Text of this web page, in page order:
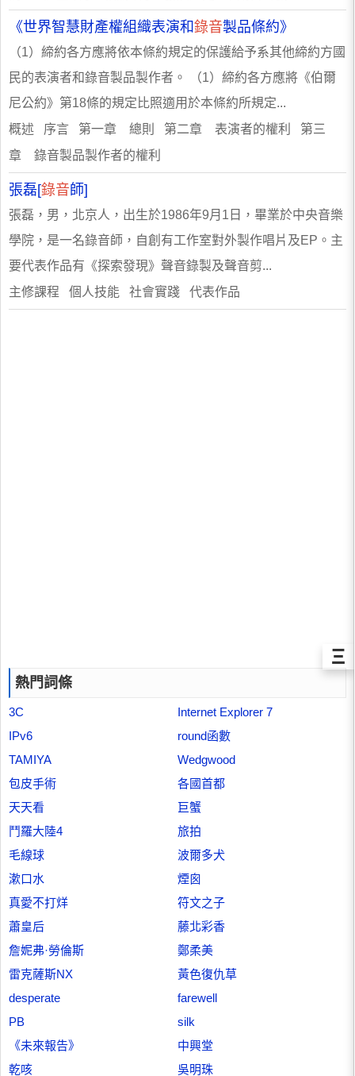
《世界智慧財產權組織表演和錄音製品條約》
（1）締約各方應將依本條約規定的保護給予系其他締約方國
民的表演者和錄音製品製作者。 （1）締約各方應將《伯爾
尼公約》第18條的規定比照適用於本條約所規定...
概述 序言 第一章 總則 第二章 表演者的權利 第三
章 錄音製品製作者的權利
張磊[錄音師]
張磊，男，北京人，出生於1986年9月1日，畢業於中央音樂
學院，是一名錄音師，自創有工作室對外製作唱片及EP。主
要代表作品有《探索發現》聲音錄製及聲音剪...
主修課程 個人技能 社會實踐 代表作品
熱門詞條
3C
Internet Explorer 7
IPv6
round函數
TAMIYA
Wedgwood
包皮手術
各國首都
天天看
巨蟹
鬥羅大陸4
旅拍
毛線球
波爾多犬
漱口水
煙囪
真愛不打烊
符文之子
蕭皇后
藤北彩香
詹妮弗·勞倫斯
鄭柔美
雷克薩斯NX
黃色復仇草
desperate
farewell
PB
silk
《未來報告》
中興堂
乾咳
吳明珠
Ξ